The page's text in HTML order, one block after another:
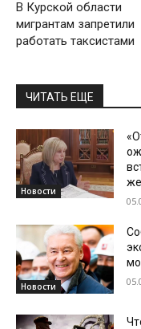
В Курской области
мигрантам запретили
работать таксистами
ЧИТАТЬ ЕЩЕ
Новости
Новости